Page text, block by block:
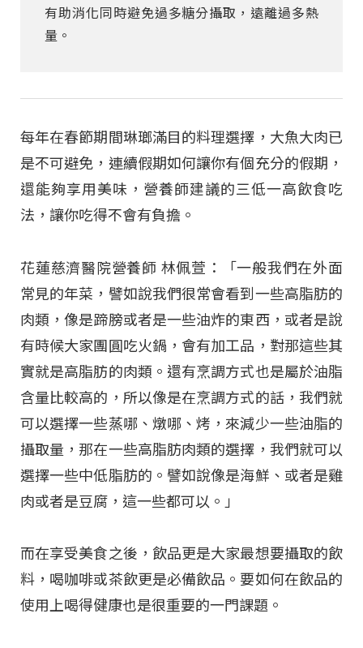
有助消化同時避免過多糖分攝取，遠離過多熱
量。
每年在春節期間琳瑯滿目的料理選擇，大魚大肉已
是不可避免，連續假期如何讓你有個充分的假期，
還能夠享用美味，營養師建議的三低一高飲食吃
法，讓你吃得不會有負擔。
花蓮慈濟醫院營養師 林佩萱：「一般我們在外面
常見的年菜，譬如說我們很常會看到一些高脂肪的
肉類，像是蹄膀或者是一些油炸的東西，或者是說
有時候大家團圓吃火鍋，會有加工品，對那這些其
實就是高脂肪的肉類。還有烹調方式也是屬於油脂
含量比較高的，所以像是在烹調方式的話，我們就
可以選擇一些蒸哪、燉哪、烤，來減少一些油脂的
攝取量，那在一些高脂肪肉類的選擇，我們就可以
選擇一些中低脂肪的。譬如說像是海鮮、或者是雞
肉或者是豆腐，這一些都可以。」
而在享受美食之後，飲品更是大家最想要攝取的飲
料，喝咖啡或茶飲更是必備飲品。要如何在飲品的
使用上喝得健康也是很重要的一門課題。